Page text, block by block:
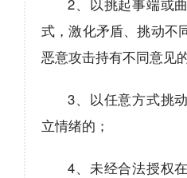
2、以挑起事端或
式，激化矛盾、挑动不
恶意攻击持有不同意见
3、以任意方式挑
立情绪的；
4、未经合法授权